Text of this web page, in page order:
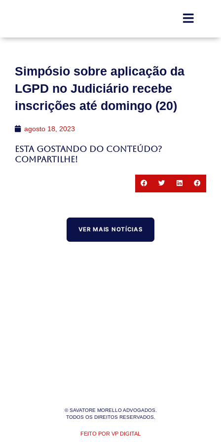
Simpósio sobre aplicação da
LGPD no Judiciário recebe
inscrições até domingo (20)
agosto 18, 2023
Esta gostando do conteúdo?
Compartilhe!
VER MAIS NOTÍCIAS
© SAVATORE MORELLO ADVOGADOS.
TODOS OS DIREITOS RESERVADOS.
FEITO POR VP DIGITAL